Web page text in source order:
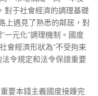
對于社會經濟的調理基礎
上遇見了熟悉的鄰居，對
一元化”調理機制。國度
會經濟形狀為“不受拘束
令規定和法令保證重要
要本錢主義國度接踵完